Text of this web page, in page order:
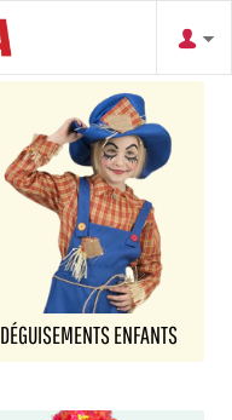
DÉGUISEMENTS ENFANTS